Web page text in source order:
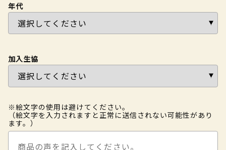
年代
加入生協
※絵文字の使用は避けてください。
（絵文字を入力されますと正常に送信されない可能性があり
ます。）